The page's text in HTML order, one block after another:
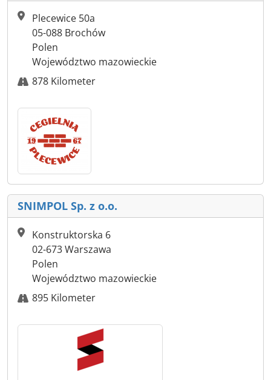
Plecewice 50a
05-088 Brochów
Polen
Województwo mazowieckie
878 Kilometer
SNIMPOL Sp. z o.o.
Konstruktorska 6
02-673 Warszawa
Polen
Województwo mazowieckie
895 Kilometer